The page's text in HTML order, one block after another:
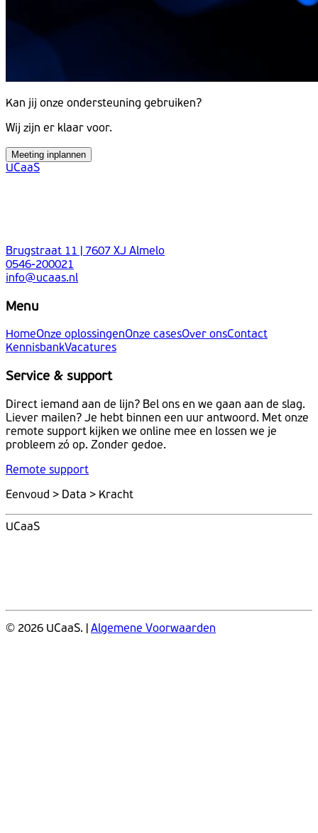
Kan jij onze ondersteuning gebruiken?
Wij zijn er klaar voor.
Meeting inplannen
UCaaS
Brugstraat 11 | 7607 XJ Almelo
0546-200021
info@ucaas.nl
Menu
HomeOnze oplossingenOnze casesOver onsContact
KennisbankVacatures
Service & support
Direct iemand aan de lijn? Bel ons en we gaan aan de slag.
Liever mailen? Je hebt binnen een uur antwoord. Met onze
remote support kijken we online mee en lossen we je
probleem zó op. Zonder gedoe.
Remote support
Eenvoud > Data > Kracht
UCaaS
© 2026 UCaaS. | Algemene Voorwaarden